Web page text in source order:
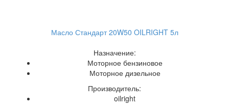
Масло Стандарт 20W50 OILRIGHT 5л
Назначение:
Моторное бензиновое
Моторное дизельное
Производитель:
oilright